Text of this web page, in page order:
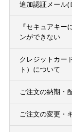
追加認証メール(
『セキュアキー
ンができない
クレジットカー
ト）について
ご注文の納期・
ご注文の変更・